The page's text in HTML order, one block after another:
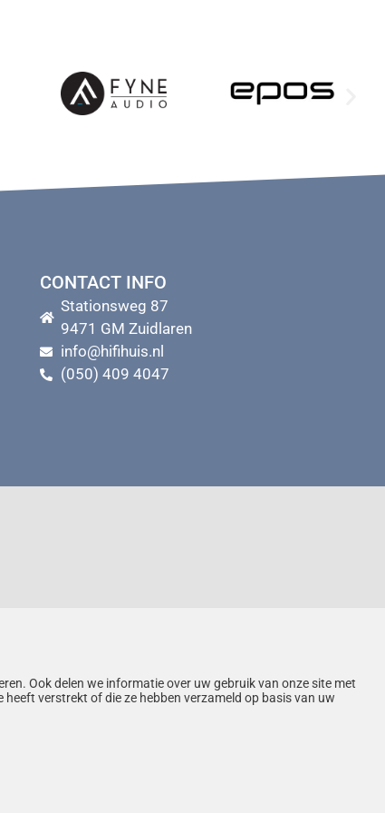
CONTACT INFO
Stationsweg 87
9471 GM Zuidlaren
info@hifihuis.nl
(050) 409 4047
Ook delen we informatie over uw gebruik van onze site met
verstrekt of die ze hebben verzameld op basis van uw